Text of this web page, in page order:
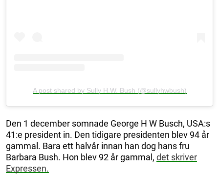
A post shared by Sully H.W. Bush (@sullyhwbush)
Den 1 december somnade George H W Busch, USA:s
41:e president in. Den tidigare presidenten blev 94 år
gammal. Bara ett halvår innan han dog hans fru
Barbara Bush. Hon blev 92 år gammal, det skriver
Expressen.